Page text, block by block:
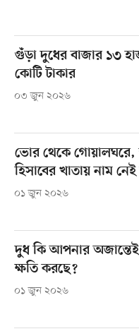
গুঁড়া দুধের বাজার ১৩
কোটি টাকার
০৩ জুন ২০২৬
ভোর থেকে
হিসাবের খাতায় নাম নেই
০১ জুন ২০২৬
দুধ কি আপনার
ক্ষতি করছে?
০১ জুন ২০২৬